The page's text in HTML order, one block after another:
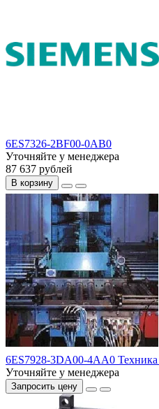
6ES7326-2BF00-0AB0
Уточняйте у менеджера
87 637 рублей
В корзину
6ES7928-3DA00-4AA0 Техника
Уточняйте у менеджера
Запросить цену